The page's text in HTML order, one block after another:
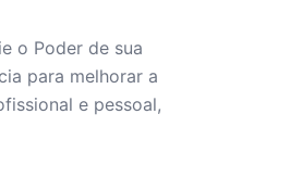
o Poder de sua
para melhorar a
e pessoal,